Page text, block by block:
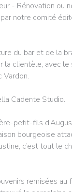
- Rénovation ou
notre comité
du bar et de la
la clientèle, avec
Vardon.
Cadente Studio.
petit-fils
bourgeoise
c’est tout le
remisées au